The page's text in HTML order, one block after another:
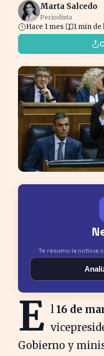
Marta Salcedo
Periodista
Hace 1 mes 1 min de
Te resumo la noticia
E l 16 de
Gobierno y